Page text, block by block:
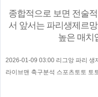
종합적으로 보면 전술
서 앞서는 파리생제르
높은 매치
2026-01-09 03:00 리그앙 파리 생
라이브맨 축구분석 스포츠토토 토